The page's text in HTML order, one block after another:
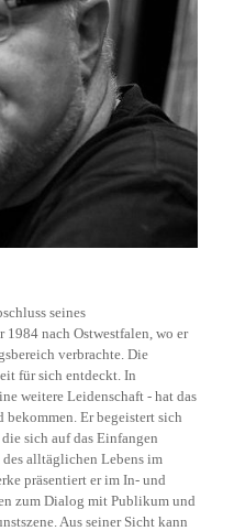
seines
nach Ostwestfalen, wo er
verbrachte. Die
für sich entdeckt. In
weitere Leidenschaft - hat das
Er begeistert sich
sich auf das Einfangen
alltäglichen Lebens im
präsentiert er im In- und
zum Dialog mit Publikum und
Aus seiner Sicht kann